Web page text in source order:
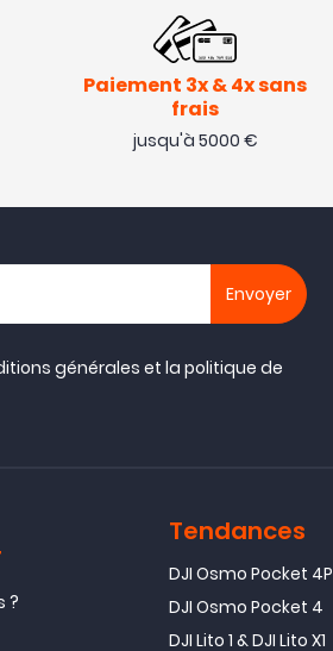
Paiement 3x & 4x sans
frais
jusqu'à 5000 €
générales et lapolitique de
?
Tendances
DJI Osmo Pocket 4P
DJI Osmo Pocket 4
DJI Lito 1 & DJI Lito X1